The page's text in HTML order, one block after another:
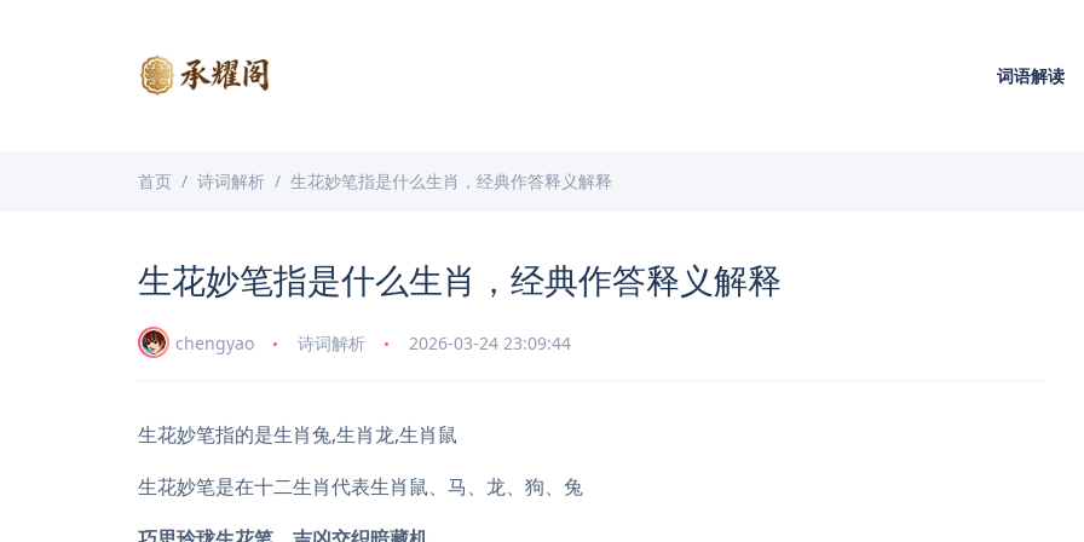
词语解读
首页 诗词解析 生花妙笔指是什么生肖，经典作答释义解释
生花妙笔指是什么生肖，经典作答释义解释
chengyao 诗词解析 2026-03-24 23:09:44
生花妙笔指的是生肖兔,生肖龙,生肖鼠
生花妙笔是在十二生肖代表生肖鼠、马、龙、狗、兔